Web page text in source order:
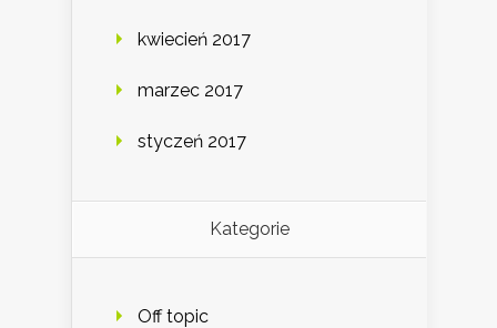
kwiecień 2017
marzec 2017
styczeń 2017
Kategorie
Off topic